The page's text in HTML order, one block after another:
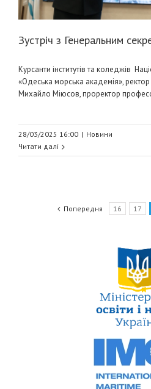
Зустріч з Генеральним
Курсанти інститутів та коледжів
«Одеська морська академія»,
Михайло Міюсов, проректор
28/03/2025 16:00 | Новини
Читати далі
Попередня 16 17